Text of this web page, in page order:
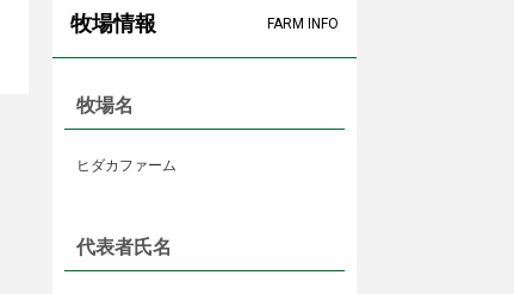
牧場情報 FARM INFO
牧場名
ヒダカファーム
代表者氏名